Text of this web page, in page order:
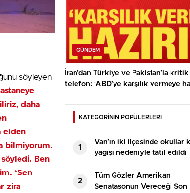
söyleyen
daha
elden
bilmiyorum.
söyledi. Ben
‘Sen
zira
GÜNDEM
İran’dan Türkiye ve Pakistan’la kritik
telefon: ‘ABD’ye karşılık vermeye
KATEGORİNİN POPÜLERLERİ
1
Van’ın iki ilçesinde okullar
yağışı nedeniyle tatil edildi
2
Tüm Gözler Amerikan
Senatasonun Vereceği Son